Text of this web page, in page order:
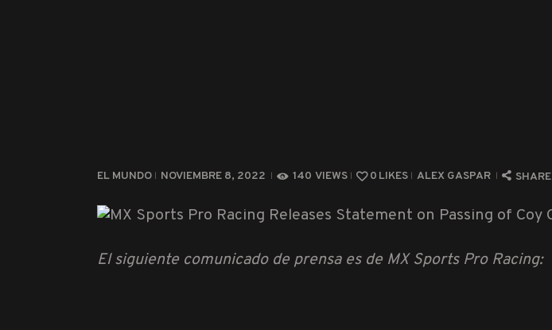
EL MUNDO NOVIEMBRE 8, 2022 140 VIEWS 0 LIKES ALEX GASPAR SHARE
El siguiente comunicado de prensa es de MX Sports Pro Racing: